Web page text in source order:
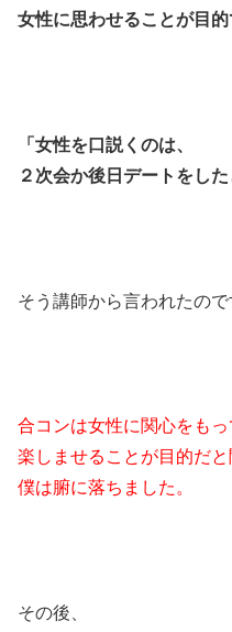
女性に思わせることが目的
「女性を口説くのは、
２次会か後日デートをした
そう講師から言われたので
合コンは女性に関心をも
楽しませることが目的だ
僕は腑に落ちました。
その後、